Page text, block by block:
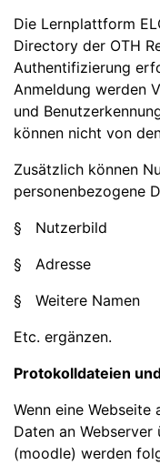
Die Lernplattform
Directory der OTH
Authentifizierung
Anmeldung werden
und
können nicht von
Zusätzlich können
personenbezogene
§ Nutzerbild
§ Adresse
§ Weitere Namen
Etc. ergänzen.
Protokolldateien
Wenn eine
Daten an
(moodle) werden